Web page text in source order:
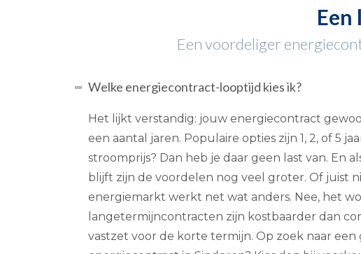
Een
Een voordeliger
Welke energiecontract-looptijd kies ik?
Het lijkt verstandig: jouw energiecontract
een aantal jaren. Populaire opties zijn 1, 2, of 5
stroomprijs? Dan heb je daar geen last van. En
blijft zijn de voordelen nog veel groter. Of juist
energiemarkt werkt net wat anders. Nee, het
langetermijncontracten zijn kostbaarder dan
vastzet voor de korte termijn. Op zoek naar een